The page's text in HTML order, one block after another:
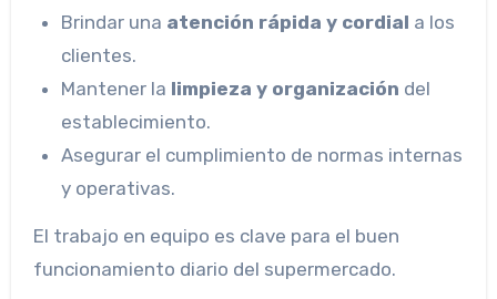
Brindar una atención rápida y cordial a los
clientes.
Mantener la limpieza y organización del
establecimiento.
Asegurar el cumplimiento de normas internas
y operativas.
El trabajo en equipo es clave para el buen
funcionamiento diario del supermercado.